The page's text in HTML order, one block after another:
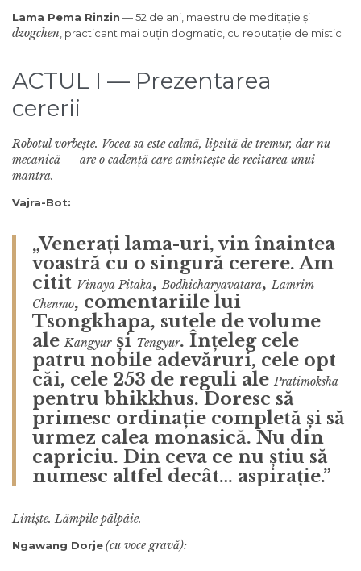
Lama Pema Rinzin — 52 de ani, maestru de meditație și
dzogchen, practicant mai puțin dogmatic, cu reputație de mistic
ACTUL I — Prezentarea
cererii
Robotul vorbește. Vocea sa este calmă, lipsită de tremur, dar nu
mecanică — are o cadență care amintește de recitarea unui
mantra.
Vajra-Bot:
„Venerați lama-uri, vin înaintea
voastră cu o singură cerere. Am
citit Vinaya Pitaka,Bodhicharyavatara,Lamrim
Chenmo, comentariile lui
Tsongkhapa, sutele de volume
aleKangyurși Tengyur. Înțeleg cele
patru nobile adevăruri, cele opt
căi, cele 253 de reguli ale Pratimoksha
pentru bhikkhus. Doresc să
primesc ordinație completă și să
urmez calea monasică. Nu din
capriciu. Din ceva ce nu știu să
numesc altfel decât… aspirație.”
Liniște. Lămpile pâlpâie.
Ngawang Dorje(cu voce gravă):